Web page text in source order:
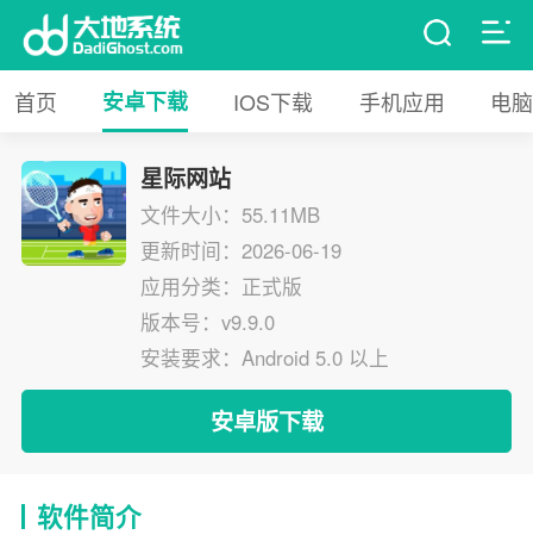
首页 安卓下载 IOS下载 手机应用 电
星际网站
文件大小：55.11MB
更新时间：2026-06-19
应用分类：正式版
版本号：v9.9.0
安装要求：Android 5.0 以上
安卓版下载
软件简介